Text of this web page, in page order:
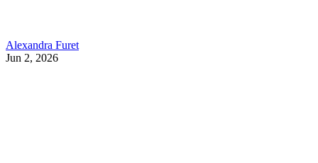
Alexandra Furet
Jun 2, 2026